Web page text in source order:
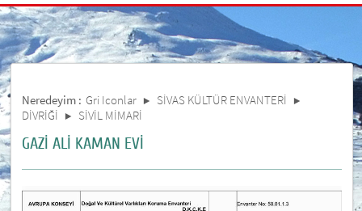
Neredeyim : Gri Iconlar
SİVAS KÜLTÜR ENVANTERİ
DİVRİĞİ
SİVİL MİMARİ
GAZİ ALİ KAMAN EVİ